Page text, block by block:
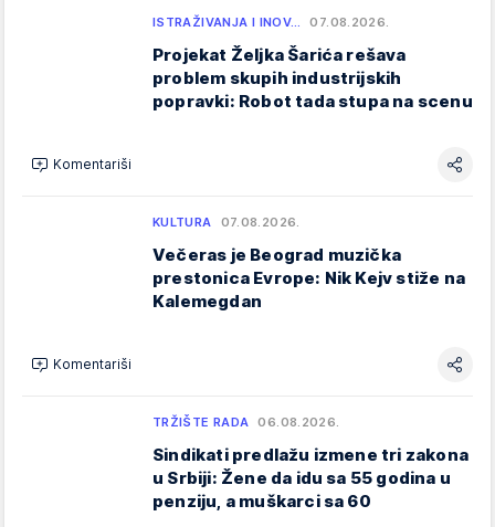
ISTRAŽIVANJA I INOV… 07.08.2026.
Projekat Željka Šarića rešava
problem skupih industrijskih
popravki: Robot tada stupa na scenu
Komentariši
KULTURA 07.08.2026.
Večeras je Beograd muzička
prestonica Evrope: Nik Kejv stiže na
Kalemegdan
Komentariši
TRŽIŠTE RADA 06.08.2026.
Sindikati predlažu izmene tri zakona
u Srbiji: Žene da idu sa 55 godina u
penziju, a muškarci sa 60